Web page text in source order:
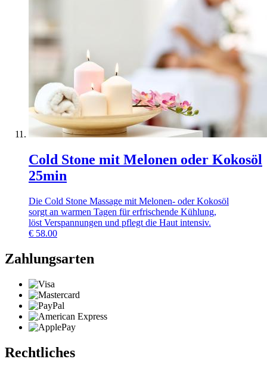
Cold Stone mit Melonen oder Kokosöl
25min
Die Cold Stone Massage mit Melonen- oder Kokosöl
sorgt an warmen Tagen für erfrischende Kühlung,
löst Verspannungen und pflegt die Haut intensiv.
€ 58.00
Zahlungsarten
Rechtliches